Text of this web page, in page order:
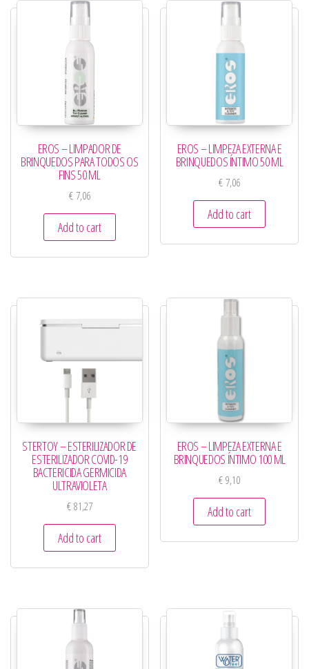
EROS – LIMPADOR DE
BRINQUEDOS PARA TODOS OS
FINS 50 ML
€7,06
Add to cart
EROS – LIMPEZA EXTERNA E
BRINQUEDOS ÍNTIMO 50 ML
€ 7,06
Add to cart
STERTOY – ESTERILIZADOR DE
ESTERILIZADOR COVID-19
BACTERICIDA GERMICIDA
ULTRAVIOLETA
€81,27
Add to cart
EROS – LIMPEZA EXTERNA E
BRINQUEDOS ÍNTIMO 100 ML
€9,10
Add to cart